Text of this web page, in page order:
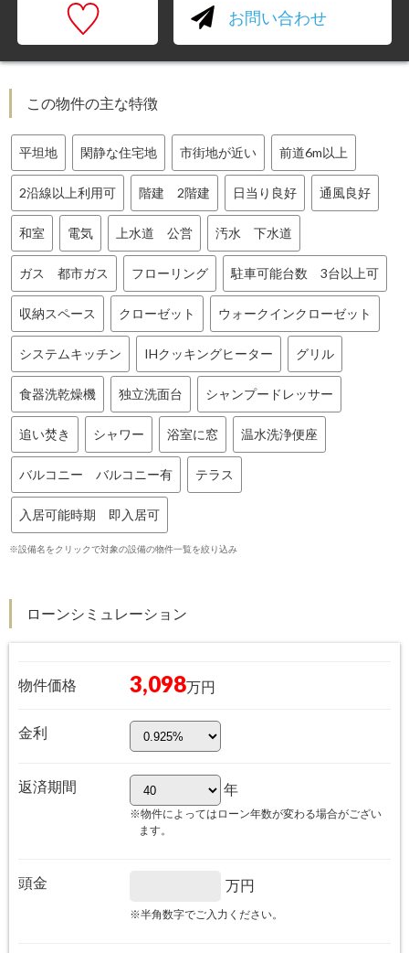
お問い合わせ
この物件の主な特徴
平坦地 閑静な住宅地 市街地が近い 前道6m以上
2沿線以上利用可 階建 2階建 日当り良好 通風良好
和室 電気 上水道 公営 汚水 下水道
ガス 都市ガス フローリング 駐車可能台数 3台以上可
収納スペース クローゼット ウォークインクローゼット
システムキッチン IHクッキングヒーター グリル
食器洗乾燥機 独立洗面台 シャンプードレッサー
追い焚き シャワー 浴室に窓 温水洗浄便座
バルコニー バルコニー有 テラス
入居可能時期 即入居可
※設備名をクリックで対象の設備の物件一覧を絞り込み
ローンシミュレーション
物件価格 3,098万円
金利
返済期間 年
※物件によってはローン年数が変わる場合がござい
ます。
頭金 万円
※半角数字でご入力ください。